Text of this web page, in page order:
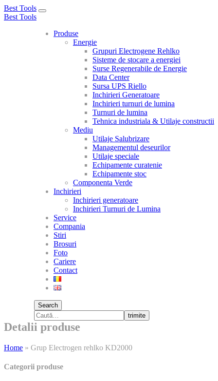
Best Tools
Toggle
Best Tools
Produse
Energie
Grupuri Electrogene Rehlko
Sisteme de stocare a energiei
Surse Regenerabile de Energie
Data Center
Sursa UPS Riello
Inchirieri Generatoare
Inchirieri turnuri de lumina
Turnuri de lumina
Tehnica industriala & Utilaje constructii
Mediu
Utilaje Salubrizare
Managementul deseurilor
Utilaje speciale
Echipamente curatenie
Echipamente stoc
Componenta Verde
Inchirieri
Inchirieri generatoare
Inchirieri Turnuri de Lumina
Service
Compania
Stiri
Brosuri
Foto
Cariere
Contact
Search
trimite
Detalii produse
Home » Grup Electrogen rehlko KD2000
Categorii produse